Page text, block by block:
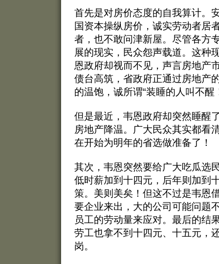
首先是对房价态度的自我算计。
国资本操纵房价，诚实劳动者居
者，也不敢问津新屋。尽管各方
展的现实，民众怨声载道。这种
恩政府却视而不见，声言房地产
债台高筑，省政府正通过房地产
的温饱，诚所谓“装睡的人叫不醒
但是最近，韦恩政府却突然睡醒
房地产降温。广大民众其实都
在开始为明年的省选做准备了！
其次，韦恩突然要给广大吃瓜选
低时薪加到十四元，后年则加到
策。美则美矣！但这不过是韦恩
要企业来出，大的公司可能问题
员工的劳动量来应对。最后的结
劳工也拿不到十四元、十五元，
岗。